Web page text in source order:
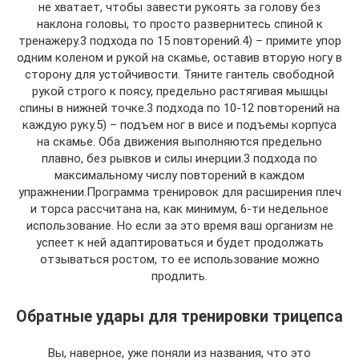
не хватает, чтобы завести рукоять за голову без
наклона головы, то просто развернитесь спиной к
тренажеру.3 подхода по 15 повторений.4) – примите упор
одним коленом и рукой на скамье, оставив вторую ногу в
сторону для устойчивости. Тяните гантель свободной
рукой строго к поясу, предельно растягивая мышцы
спины в нижней точке.3 подхода по 10-12 повторений на
каждую руку.5) – подъем ног в висе и подъемы корпуса
на скамье. Оба движения выполняются предельно
плавно, без рывков и силы инерции.3 подхода по
максимальному числу повторений в каждом
упражнении.Программа тренировок для расширения плеч
и торса рассчитана на, как минимум, 6-ти недельное
использование. Но если за это время ваш организм не
успеет к ней адаптироваться и будет продолжать
отзываться ростом, то ее использование можно
продлить.
Обратные удары для тренировки трицепса
Вы, наверное, уже поняли из названия, что это